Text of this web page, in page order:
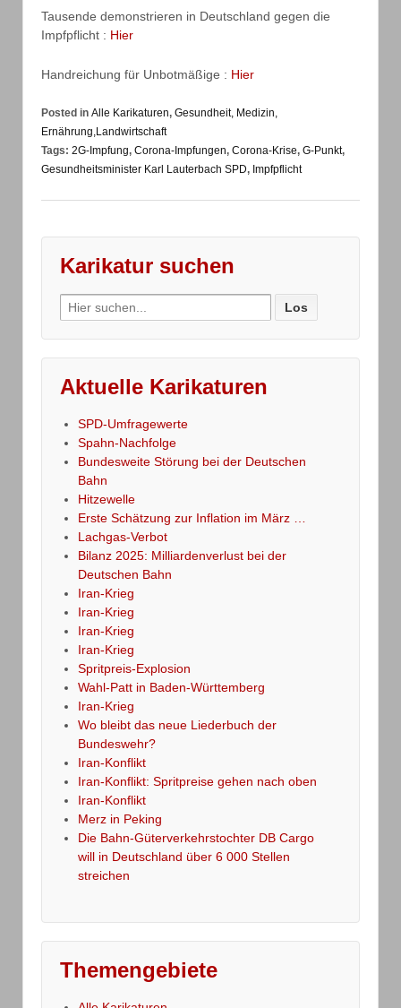
Tausende demonstrieren in Deutschland gegen die
Impfpflicht : Hier
Handreichung für Unbotmäßige : Hier
Posted in Alle Karikaturen, Gesundheit, Medizin,
Ernährung,Landwirtschaft
Tags: 2G-Impfung, Corona-Impfungen, Corona-Krise, G-Punkt,
Gesundheitsminister Karl Lauterbach SPD, Impfpflicht
Karikatur suchen
Search
for:
Aktuelle Karikaturen
SPD-Umfragewerte
Spahn-Nachfolge
Bundesweite Störung bei der Deutschen
Bahn
Hitzewelle
Erste Schätzung zur Inflation im März …
Lachgas-Verbot
Bilanz 2025: Milliardenverlust bei der
Deutschen Bahn
Iran-Krieg
Iran-Krieg
Iran-Krieg
Iran-Krieg
Spritpreis-Explosion
Wahl-Patt in Baden-Württemberg
Iran-Krieg
Wo bleibt das neue Liederbuch der
Bundeswehr?
Iran-Konflikt
Iran-Konflikt: Spritpreise gehen nach oben
Iran-Konflikt
Merz in Peking
Die Bahn-Güterverkehrstochter DB Cargo
will in Deutschland über 6 000 Stellen
streichen
Themengebiete